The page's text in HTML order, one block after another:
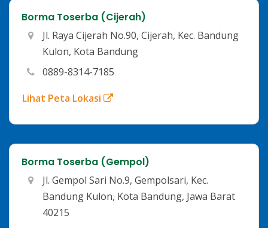
Borma Toserba (Cijerah)
Jl. Raya Cijerah No.90, Cijerah, Kec. Bandung
Kulon, Kota Bandung
0889-8314-7185
Lihat Peta Lokasi
Borma Toserba (Gempol)
Jl. Gempol Sari No.9, Gempolsari, Kec.
Bandung Kulon, Kota Bandung, Jawa Barat
40215